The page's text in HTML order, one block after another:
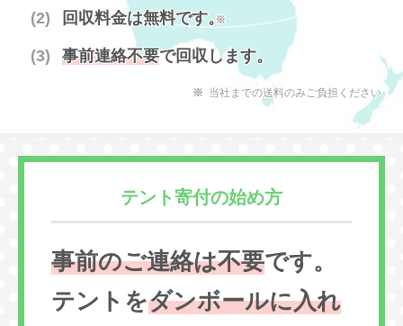
回収料金は無料です。
※
事前連絡不要で回収します。
当社までの送料のみご負担ください
テント寄付の始め方
事前のご連絡は不要です。
テントをダンボールに入れ